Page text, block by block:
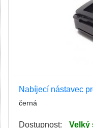
Nabíjecí nástavec
černá
Dostupnost: Velký